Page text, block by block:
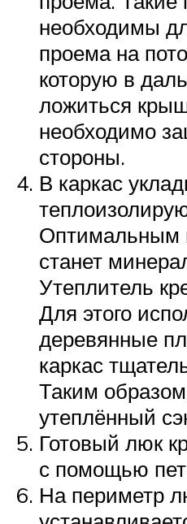
необходимы
проема на
которую в
ложиться
необходимо
стороны.
В каркас
Оптимальным
станет
Утеплитель
Для этого
деревянные
каркас
Таким
утеплённый
Готовый люк
с помощью
На периметр